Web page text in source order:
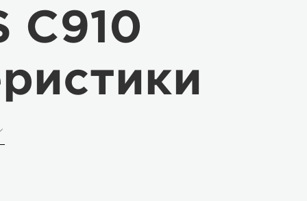
C910